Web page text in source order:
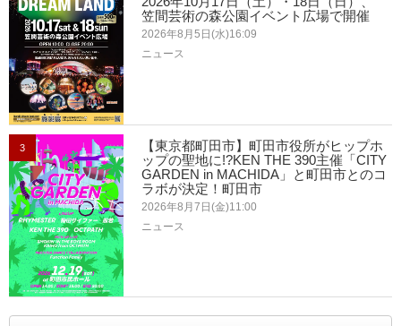
笠間芸術の森公園イベント広場で開催
2026年8月5日(水)16:09
ニュース
3
【東京都町田市】町田市役所がヒップホ
ップの聖地に!?KEN THE 390主催「CITY
GARDEN in MACHIDA」と町田市とのコ
ラボが決定！町田市
2026年8月7日(金)11:00
ニュース